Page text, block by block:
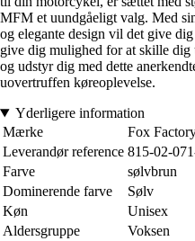
MFM et uundgåeligt valg. Med
og elegante design vil det give
give dig mulighed for at skille dig
og udstyr dig med dette
uovertruffen køreoplevelse.
Yderligere information
Mærke
Fox
Leverandør reference 815-02-
Farve
sølvbrun
Dominerende farve
Sølv
Køn
Unisex
Aldersgruppe
Voksen